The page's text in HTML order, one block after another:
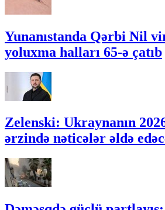
Yunanıstanda Qərbi Nil
yoluxma halları 65-ə çatıb
Zelenski: Ukraynanın
ərzində nəticələr əldə